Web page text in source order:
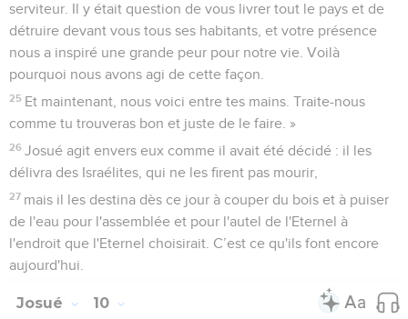
serviteur. Il y était question de vous livrer tout le pays et de
détruire devant vous tous ses habitants, et votre présence
nous a inspiré une grande peur pour notre vie. Voilà
pourquoi nous avons agi de cette façon.
25 Et maintenant, nous voici entre tes mains. Traite-nous
comme tu trouveras bon et juste de le faire. »
26 Josué agit envers eux comme il avait été décidé : il les
délivra des Israélites, qui ne les firent pas mourir,
27 mais il les destina dès ce jour à couper du bois et à puiser
de l'eau pour l'assemblée et pour l'autel de l'Eternel à
l'endroit que l'Eternel choisirait. C’est ce qu'ils font encore
aujourd'hui.
Josué 10